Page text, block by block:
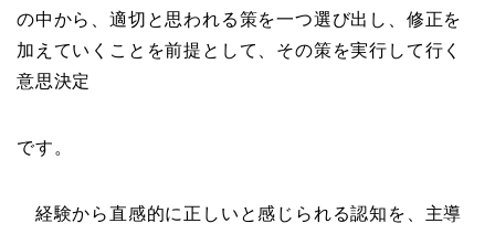
の中から、適切と思われる策を一つ選び出し、修正を
加えていくことを前提として、その策を実行して行く
意思決定
です。
経験から直感的に正しいと感じられる認知を、主導